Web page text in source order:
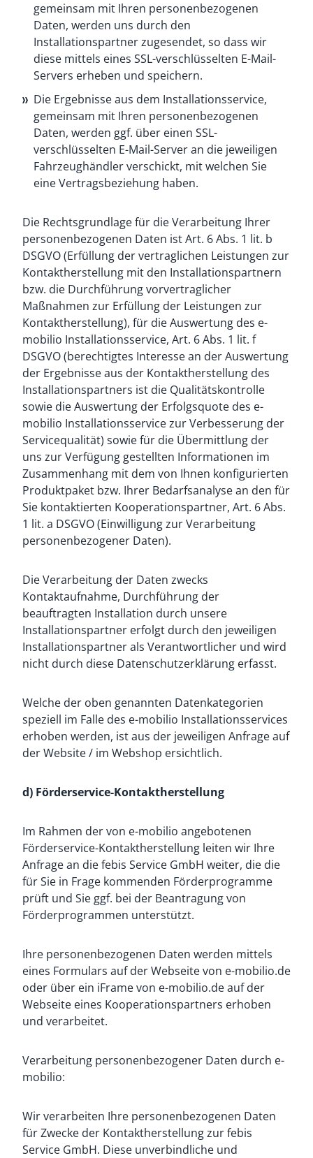
gemeinsam mit Ihren personenbezogenen
Daten, werden uns durch den
Installationspartner zugesendet, so dass wir
diese mittels eines SSL-verschlüsselten E-Mail-
Servers erheben und speichern.
Die Ergebnisse aus dem Installationsservice,
gemeinsam mit Ihren personenbezogenen
Daten, werden ggf. über einen SSL-
verschlüsselten E-Mail-Server an die jeweiligen
Fahrzeughändler verschickt, mit welchen Sie
eine Vertragsbeziehung haben.
Die Rechtsgrundlage für die Verarbeitung Ihrer
personenbezogenen Daten ist Art. 6 Abs. 1 lit. b
DSGVO (Erfüllung der vertraglichen Leistungen zur
Kontaktherstellung mit den Installationspartnern
bzw. die Durchführung vorvertraglicher
Maßnahmen zur Erfüllung der Leistungen zur
Kontaktherstellung), für die Auswertung des e-
mobilio Installationsservice, Art. 6 Abs. 1 lit. f
DSGVO (berechtigtes Interesse an der Auswertung
der Ergebnisse aus der Kontaktherstellung des
Installationspartners ist die Qualitätskontrolle
sowie die Auswertung der Erfolgsquote des e-
mobilio Installationsservice zur Verbesserung der
Servicequalität) sowie für die Übermittlung der
uns zur Verfügung gestellten Informationen im
Zusammenhang mit dem von Ihnen konfigurierten
Produktpaket bzw. Ihrer Bedarfsanalyse an den für
Sie kontaktierten Kooperationspartner, Art. 6 Abs.
1 lit. a DSGVO (Einwilligung zur Verarbeitung
personenbezogener Daten).
Die Verarbeitung der Daten zwecks
Kontaktaufnahme, Durchführung der
beauftragten Installation durch unsere
Installationspartner erfolgt durch den jeweiligen
Installationspartner als Verantwortlicher und wird
nicht durch diese Datenschutzerklärung erfasst.
Welche der oben genannten Datenkategorien
speziell im Falle des e-mobilio Installationsservices
erhoben werden, ist aus der jeweiligen Anfrage auf
der Website / im Webshop ersichtlich.
d) Förderservice-Kontaktherstellung
Im Rahmen der von e-mobilio angebotenen
Förderservice-Kontaktherstellung leiten wir Ihre
Anfrage an die febis Service GmbH weiter, die die
für Sie in Frage kommenden Förderprogramme
prüft und Sie ggf. bei der Beantragung von
Förderprogrammen unterstützt.
Ihre personenbezogenen Daten werden mittels
eines Formulars auf der Webseite von e-mobilio.de
oder über ein iFrame von e-mobilio.de auf der
Webseite eines Kooperationspartners erhoben
und verarbeitet.
Verarbeitung personenbezogener Daten durch e-
mobilio:
Wir verarbeiten Ihre personenbezogenen Daten
für Zwecke der Kontaktherstellung zur febis
Service GmbH. Diese unverbindliche und